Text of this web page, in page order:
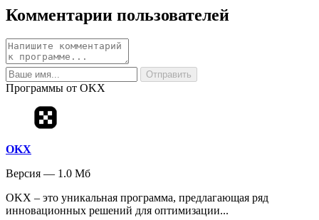
Комментарии пользователей
Программы от OKX
OKX
Версия — 1.0 Мб
OKX – это уникальная программа, предлагающая ряд
инновационных решений для оптимизации...